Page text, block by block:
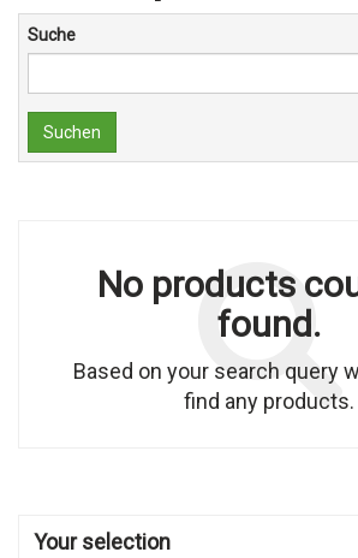
Suche
Suchen
No products
found.
Based on your search query
find any products.
Your selection